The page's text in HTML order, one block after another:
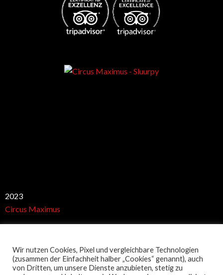
2023
Circus Maximus
Restaurant Guru
Wir nutzen Cookies, Pixel und vergleichbare Technologien
(zusammen der Einfachheit halber „Cookies“ genannt), auch
von Dritten, um unsere Dienste anzubieten, stetig zu